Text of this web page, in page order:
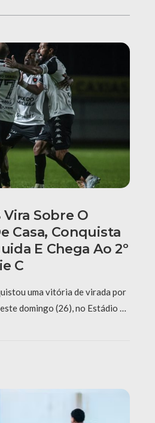
Sobre O
Casa, Conquista
E Chega Ao 2º
C
uma vitória de virada por
domingo (26), no Estádio …